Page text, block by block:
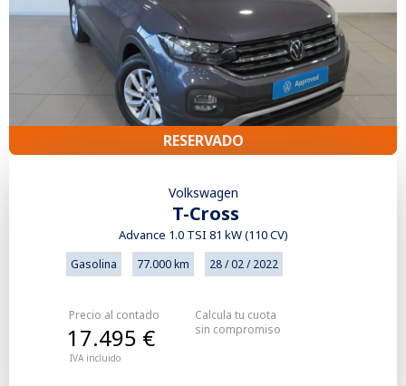
RESERVADO
Volkswagen
T-Cross
Advance 1.0 TSI 81 kW (110 CV)
Gasolina 77.000 km 28 / 02 / 2022
Precio al contado
IVA incluido
17.495 €
Calcula tu cuota
sin compromiso